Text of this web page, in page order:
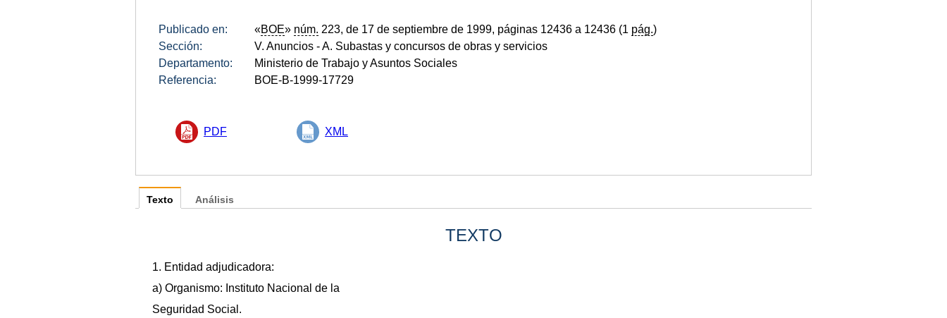
Publicado en: «BOE» núm. 223, de 17 de septiembre de 1999, páginas 12436 a 12436 (1 pág.)
Sección:
V. Anuncios - A. Subastas y concursos de obras y servicios
Departamento:
Ministerio de Trabajo y Asuntos Sociales
Referencia:
BOE-B-1999-17729
PDF XML
Texto
TEXTO
1. Entidad adjudicadora:
a) Organismo: Instituto Nacional de la
Seguridad Social.
Análisis